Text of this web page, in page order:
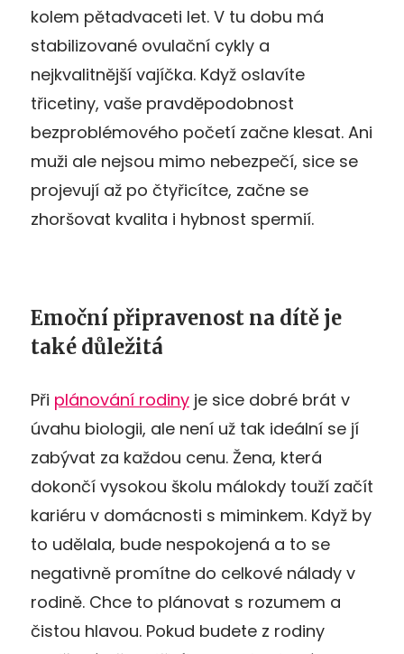
kolem pětadvaceti let. V tu dobu má
stabilizované ovulační cykly a
nejkvalitnější vajíčka. Když oslavíte
třicetiny, vaše pravděpodobnost
bezproblémového početí začne klesat. Ani
muži ale nejsou mimo nebezpečí, sice se
projevují až po čtyřicítce, začne se
zhoršovat kvalita i hybnost spermií.
Emoční připravenost na dítě je
také důležitá
Při plánování rodiny je sice dobré brát v
úvahu biologii, ale není už tak ideální se jí
zabývat za každou cenu. Žena, která
dokončí vysokou školu málokdy touží začít
kariéru v domácnosti s miminkem. Když by
to udělala, bude nespokojená a to se
negativně promítne do celkové nálady v
rodině. Chce to plánovat s rozumem a
čistou hlavou. Pokud budete z rodiny